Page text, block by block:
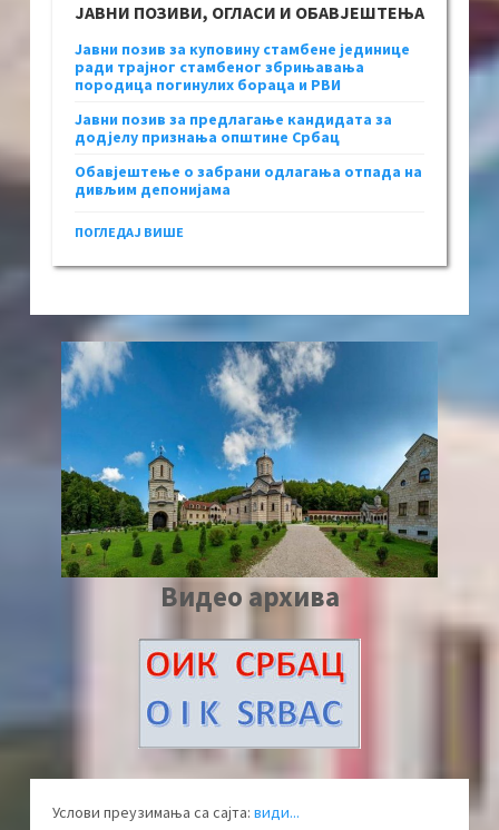
ЈАВНИ ПОЗИВИ, ОГЛАСИ И ОБАВЈЕШТЕЊА
Јавни позив за куповину стамбене јединице
ради трајног стамбеног збрињавања
породица погинулих бораца и РВИ
Јавни позив за предлагање кандидата за
додјелу признања општине Србац
Обавјештење о забрани одлагања отпада на
дивљим депонијама
ПОГЛЕДАЈ ВИШЕ
Видео архива
Услови преузимања са сајта: види...